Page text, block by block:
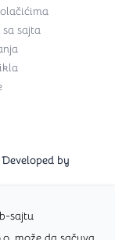
sajtu
by
sajta